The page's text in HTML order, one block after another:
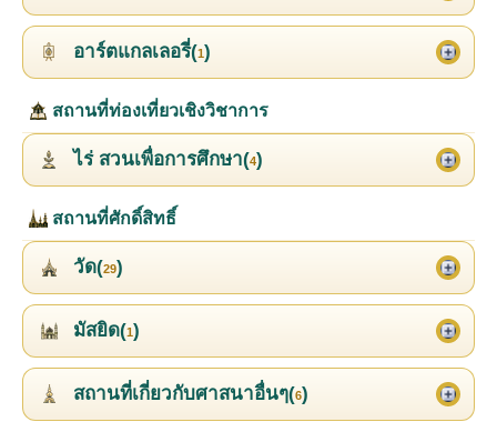
อาร์ตแกลเลอรี่(1)
สถานที่ท่องเที่ยวเชิงวิชาการ
ไร่ สวนเพื่อการศึกษา(4)
สถานที่ศักดิ์สิทธิ์
วัด(29)
มัสยิด(1)
สถานที่เกี่ยวกับศาสนาอื่นๆ(6)